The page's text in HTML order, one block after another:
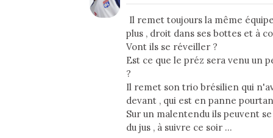
Il remet toujours la même
plus , droit dans ses bottes et à
Vont ils se réveiller ?
Est ce que le préz sera venu un
?
Il remet son trio brésilien qui
devant , qui est en panne
Sur un malentendu ils peuvent
du jus , à suivre ce soir ...